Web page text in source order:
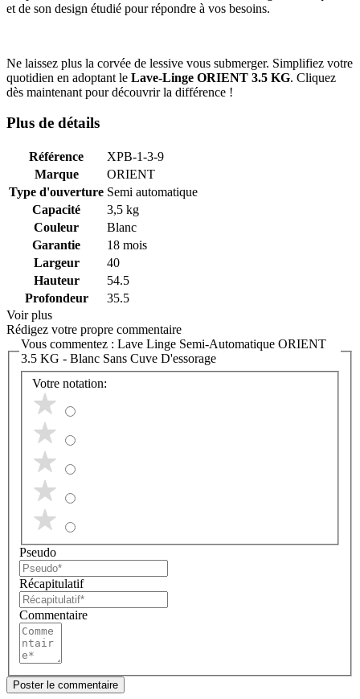
et de son design étudié pour répondre à vos besoins.
Ne laissez plus la corvée de lessive vous submerger. Simplifiez votre
quotidien en adoptant le Lave-Linge ORIENT 3.5 KG. Cliquez
dès maintenant pour découvrir la différence !
Plus de détails
Référence
XPB-1-3-9
Marque
ORIENT
Type d'ouverture Semi automatique
Capacité
3,5 kg
Couleur
Blanc
Garantie
18 mois
Largeur
40
Hauteur
54.5
Profondeur
35.5
Voir plus
Rédigez votre propre commentaire
Vous commentez : Lave Linge Semi-Automatique ORIENT
3.5 KG - Blanc Sans Cuve D'essorage
Votre notation:
Pseudo
Récapitulatif
Commentaire
Poster le commentaire